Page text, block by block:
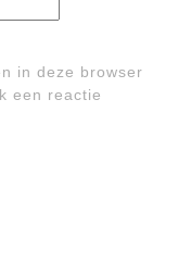
in deze browser
een reactie